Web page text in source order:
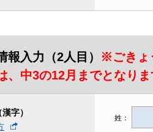
報入力（2人目） ※ごきょ
中3の12月までとなりま
字）
姓：